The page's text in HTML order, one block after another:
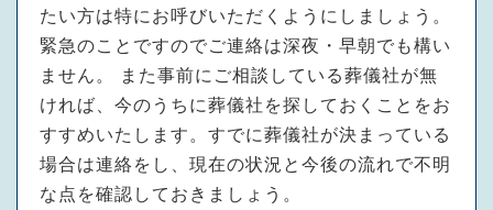
たい方は特にお呼びいただくようにしましょう。
緊急のことですのでご連絡は深夜・早朝でも構い
ません。 また事前にご相談している葬儀社が無
ければ、今のうちに葬儀社を探しておくことをお
すすめいたします。すでに葬儀社が決まっている
場合は連絡をし、現在の状況と今後の流れで不明
な点を確認しておきましょう。